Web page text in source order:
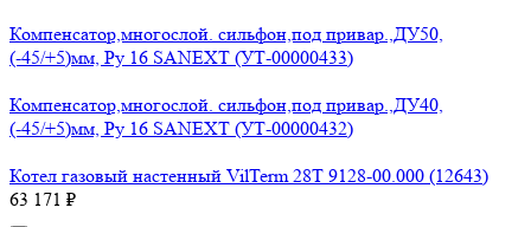
Компенсатор,многослой. сильфон,под привар.,ДУ50,
(-45/+5)мм, Ру 16 SANEXT (УТ-00000433)
Компенсатор,многослой. сильфон,под привар.,ДУ40,
(-45/+5)мм, Ру 16 SANEXT (УТ-00000432)
Котел газовый настенный VilTerm 28T 9128-00.000 (12643)
63 171 ₽